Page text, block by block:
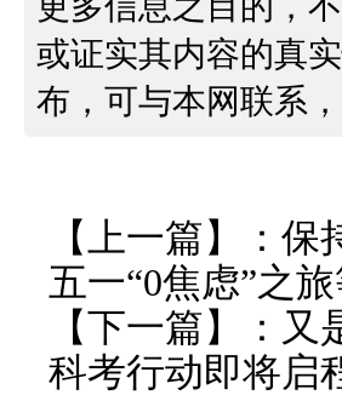
或证实其内容的真
布，可与本网联系
【上一篇】： 保
五一“0焦虑”之
【下一篇】： 又
科考行动即将启